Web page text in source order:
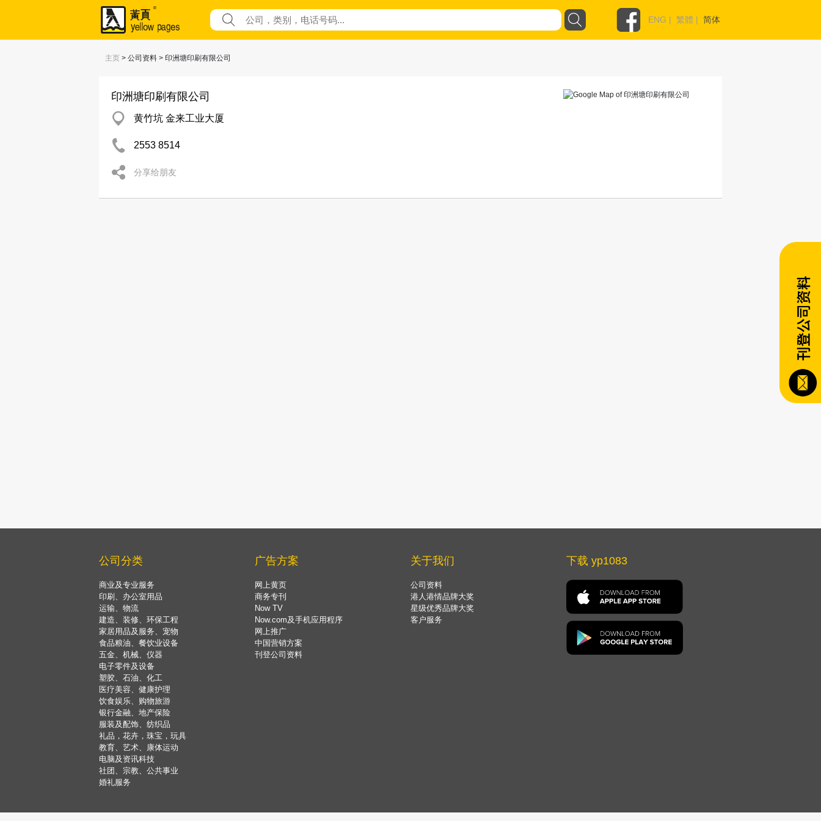
ENG | 繁體 | 简体
主页 > 公司资料 > 印洲塘印刷有限公司
印洲塘印刷有限公司
黄竹坑 金来工业大厦
2553 8514
分享给朋友
公司分类
商业及专业服务
印刷、办公室用品
运输、物流
建造、装修、环保工程
家居用品及服务、宠物
食品粮油、餐饮业设备
五金、机械、仪器
电子零件及设备
塑胶、石油、化工
医疗美容、健康护理
饮食娱乐、购物旅游
银行金融、地产保险
服装及配饰、纺织品
礼品，花卉，珠宝，玩具
教育、艺术、康体运动
电脑及资讯科技
社团、宗教、公共事业
婚礼服务
广告方案
网上黄页
商务专刊
Now TV
Now.com及手机应用程序
网上推广
中国营销方案
刊登公司资料
关于我们
公司资料
港人港情品牌大奖
星级优秀品牌大奖
客户服务
下载 yp1083